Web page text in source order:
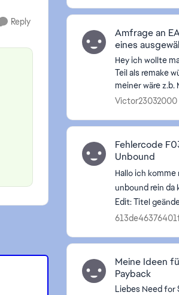
Reply
Amfrage an
eines
Hey ich wollte
Teil als remake
meiner wäre z.b.
weil die
Victor23032000
Fehlercode
Unbound
Hallo ich
unbound rein
Edit: Titel
Meine Ideen
Payback
Liebes Need for Speed-